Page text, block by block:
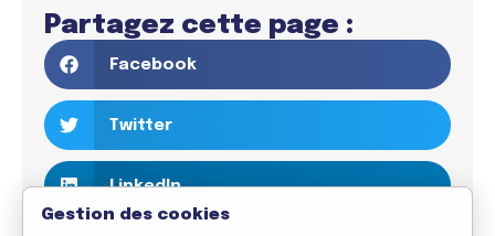
Partagez cette page :
Facebook
Twitter
LinkedIn
Gestion des cookies